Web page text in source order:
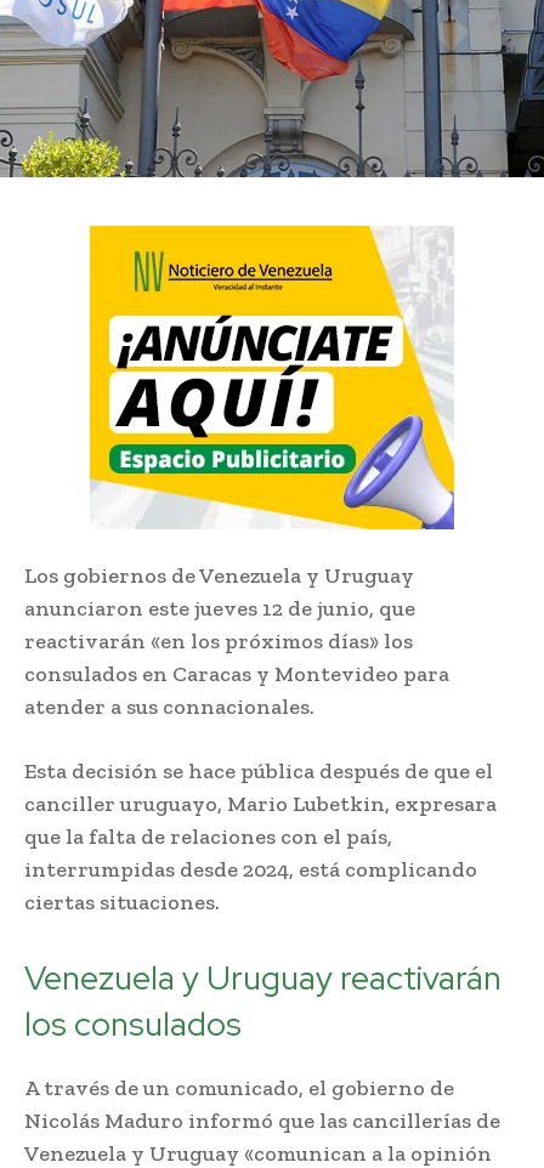
Los gobiernos de Venezuela y Uruguay
anunciaron este jueves 12 de junio, que
reactivarán «en los próximos días» los
consulados en Caracas y Montevideo para
atender a sus connacionales.
Esta decisión se hace pública después de que el
canciller uruguayo, Mario Lubetkin, expresara
que la falta de relaciones con el país,
interrumpidas desde 2024, está complicando
ciertas situaciones.
Venezuela y Uruguay reactivarán
los consulados
A través de un comunicado, el gobierno de
Nicolás Maduro informó que las cancillerías de
Venezuela y Uruguay «comunican a la opinión